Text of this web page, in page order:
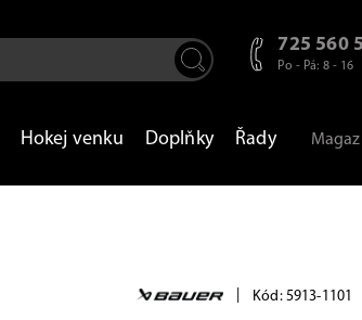
725 560
Po - Pá: 8 - 16
Hokej venku Doplňky Řady
Kód: 5913-1101